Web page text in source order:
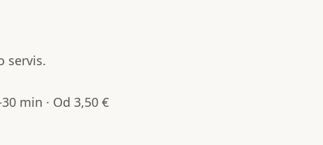
servis.
min · Od 3,50 €